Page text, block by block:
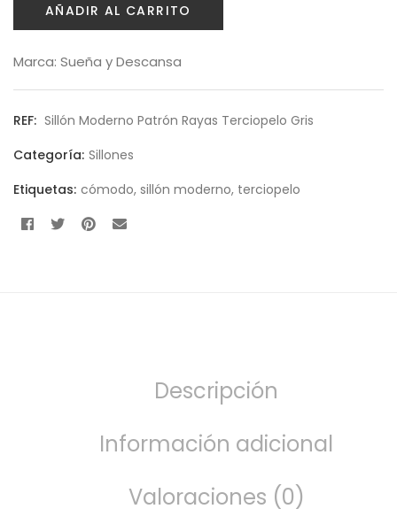
AÑADIR AL CARRITO
Marca: Sueña y Descansa
REF: Sillón Moderno Patrón Rayas Terciopelo Gris
Categoría: Sillones
Etiquetas: cómodo, sillón moderno, terciopelo
Descripción
Información adicional
Valoraciones (0)